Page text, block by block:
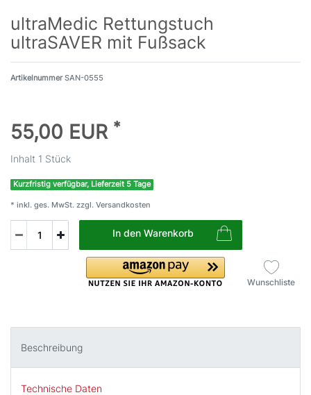
ultraMedic Rettungstuch
ultraSAVER mit Fußsack
ArtikelnummerSAN-0555
55,00 EUR *
Inhalt 1 Stück
Kurzfristig verfügbar, Lieferzeit 5 Tage
* inkl. ges. MwSt. zzgl. Versandkosten
In den Warenkorb
Wunschliste
Beschreibung
Technische Daten